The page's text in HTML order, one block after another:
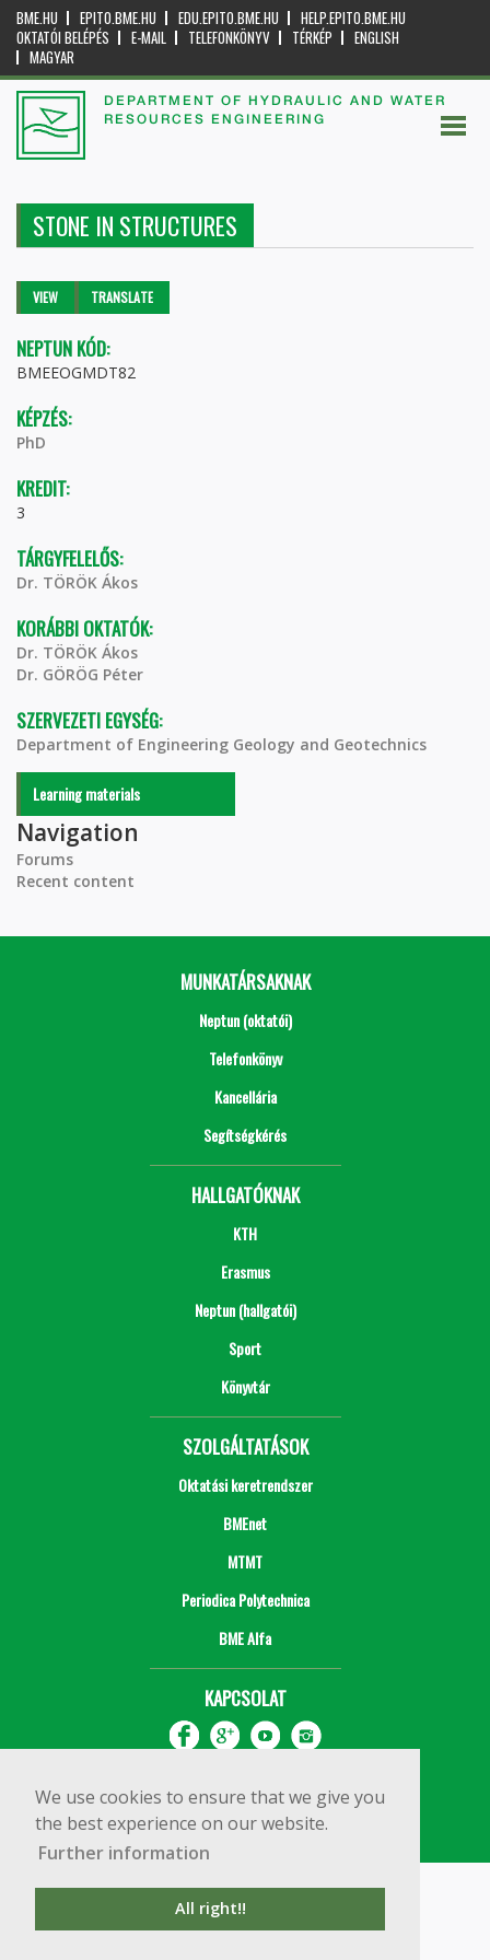
We use cookies to ensure that we give you
the best experience on our website.
Further information
All right!!
BME.HU EPITO.BME.HU EDU.EPITO.BME.HU
HELP.EPITO.BME.HU
OKTATÓI BELÉPÉS
E-MAIL TELEFONKÖNYV TÉRKÉP
ENGLISH
MAGYAR
DEPARTMENT OF HYDRAULIC AND WATER
RESOURCES ENGINEERING
STONE IN STRUCTURES
Primary tabs
VIEW (ACTIVETRANSLATE
NEPTUN KÓD:
BMEEOGMDT82
KÉPZÉS:
PhD
KREDIT:
3
TÁRGYFELELŐS:
Dr. TÖRÖK Ákos
KORÁBBI OKTATÓK:
Dr. TÖRÖK Ákos
Dr. GÖRÖG Péter
SZERVEZETI EGYSÉG:
Department of Engineering Geology and Geotechnics
Learning materials
Navigation
Forums
Recent content
MUNKATÁRSAKNAK
Neptun (oktatói)
Telefonkönyv
Kancellária
Segítségkérés
HALLGATÓKNAK
KTH
Erasmus
Neptun (hallgatói)
Sport
Könyvtár
SZOLGÁLTATÁSOK
Oktatási keretrendszer
BMEnet
MTMT
Periodica Polytechnica
BME Alfa
KAPCSOLAT
Copyright © 2020 BME Építőmérnöki Kar
1111 Budapest, Műegyetem rkp. 3.